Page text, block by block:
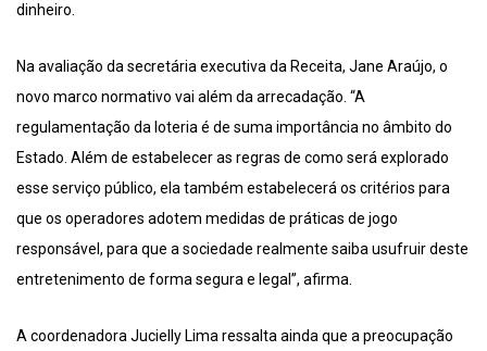
dinheiro.
Na avaliação da secretária executiva da Receita, Jane Araújo, o
novo marco normativo vai além da arrecadação. “A
regulamentação da loteria é de suma importância no âmbito do
Estado. Além de estabelecer as regras de como será explorado
esse serviço público, ela também estabelecerá os critérios para
que os operadores adotem medidas de práticas de jogo
responsável, para que a sociedade realmente saiba usufruir deste
entretenimento de forma segura e legal”, afirma.
A coordenadora Jucielly Lima ressalta ainda que a preocupação